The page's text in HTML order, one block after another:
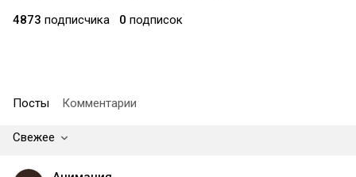
4873 подписчика 0 подписок
Посты Комментарии
Свежее